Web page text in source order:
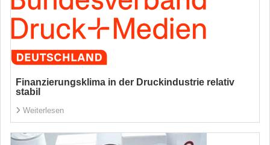
Finanzierungsklima in der Druckindustrie relativ
stabil
Weiterlesen